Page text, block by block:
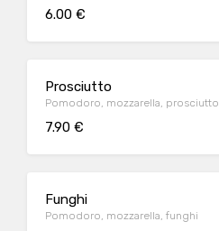
6.00 €
Prosciutto
Pomodoro, mozzarella, prosciutto
7.90 €
Funghi
Pomodoro, mozzarella, funghi